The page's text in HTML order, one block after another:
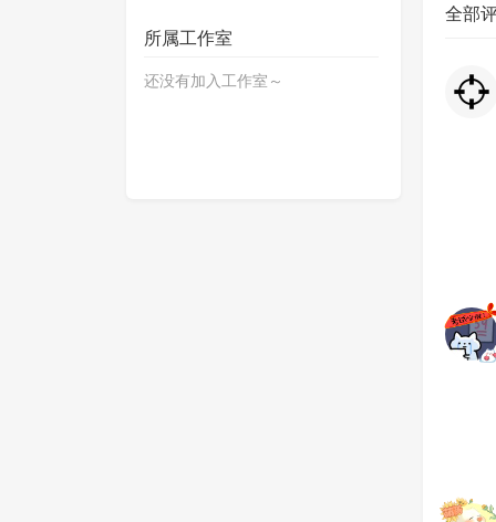
58
所属工作室
还没有加入工作室～
全部